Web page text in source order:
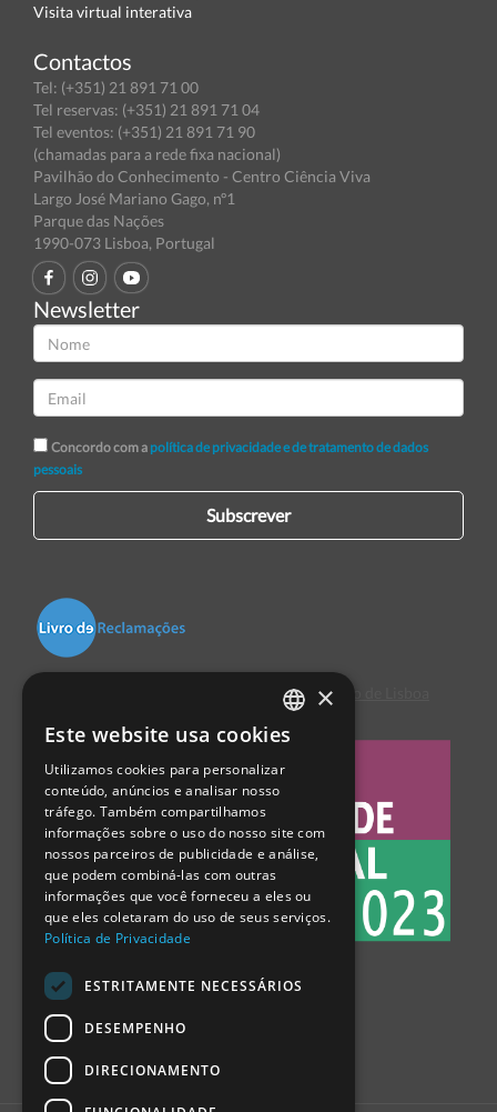
Visita virtual interativa
Contactos
Tel: (+351) 21 891 71 00
Tel reservas: (+351) 21 891 71 04
Tel eventos: (+351) 21 891 71 90
(chamadas para a rede fixa nacional)
Pavilhão do Conhecimento - Centro Ciência Viva
Largo José Mariano Gago, nº1
Parque das Nações
1990-073 Lisboa, Portugal
Newsletter
Concordo com a política de privacidade e de tratamento de dados
pessoais
Subscrever
Centro de Arbitragem de Conflitos de Consumo de Lisboa
PORTUGUESE
ENGLISH
SPANISH
×
Este website usa cookies
Utilizamos cookies para personalizar
conteúdo, anúncios e analisar nosso
tráfego. Também compartilhamos
informações sobre o uso do nosso site com
nossos parceiros de publicidade e análise,
que podem combiná-las com outras
informações que você forneceu a eles ou
que eles coletaram do uso de seus serviços.
Política de Privacidade
ESTRITAMENTE NECESSÁRIOS
DESEMPENHO
DIRECIONAMENTO